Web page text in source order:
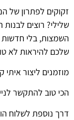
זקוקים לפתרון של
שלילי? רוצים
השמצות, בלי
שלכם להיראות לא
מוזמנים ליצור
הכי טוב להתקשר לנייד –
דרך נוספת לשלוח